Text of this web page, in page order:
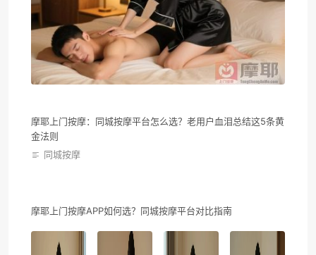
摩耶上门按摩：同城按摩平台怎么选？老用户血泪总结这5条黄
金法则
同城按摩
摩耶上门按摩APP如何选？同城按摩平台对比指南